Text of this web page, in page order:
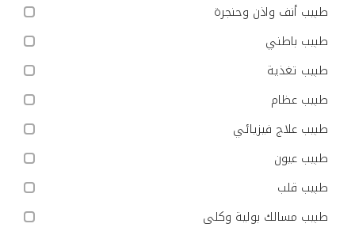
طبيب أنف واذن وحنجرة
طبيب باطني
طبيب تغذية
طبيب عظام
طبيب علاج فيزيائي
طبيب عيون
طبيب قلب
طبيب مسالك بولية وكلى